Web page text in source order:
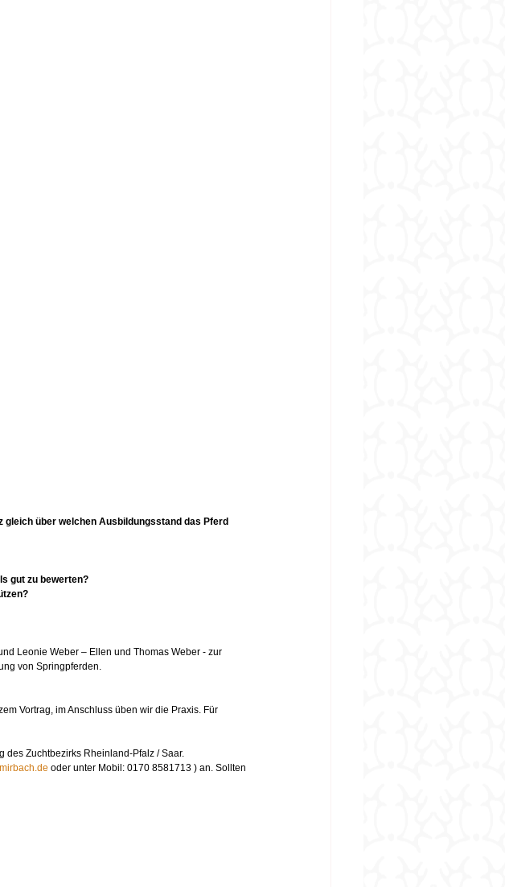
über welchen Ausbildungsstand das Pferd
gut zu bewerten?
Leonie Weber – Ellen und Thomas Weber - zur
von Springpferden.
Vortrag, im Anschluss üben wir die Praxis. Für
des Zuchtbezirks Rheinland-Pfalz / Saar.
oder unter Mobil: 0170 8581713 ) an. Sollten